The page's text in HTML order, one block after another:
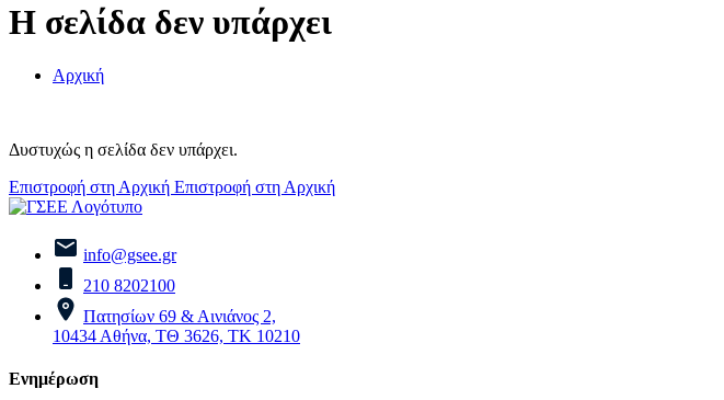
Η σελίδα δεν υπάρχει
Αρχική
Δυστυχώς η σελίδα δεν υπάρχει.
Επιστροφή στη Αρχική Επιστροφή στη Αρχική
info@gsee.gr
210 8202100
Πατησίων 69 & Αινιάνος 2,
10434 Αθήνα, ΤΘ 3626, ΤΚ 10210
Ενημέρωση